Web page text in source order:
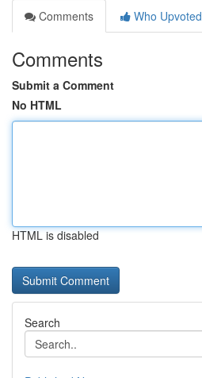
Comments
Who Upvoted
Comments
Submit a Comment
No HTML
HTML is disabled
Search